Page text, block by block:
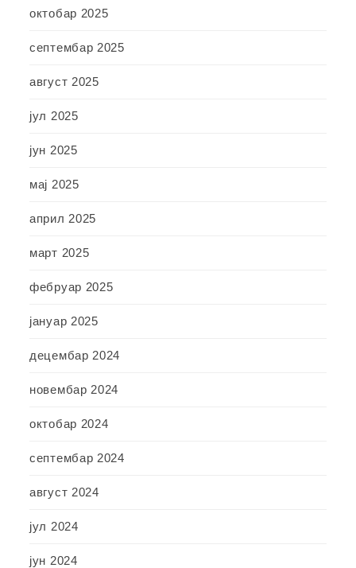
октобар 2025
септембар 2025
август 2025
јул 2025
јун 2025
мај 2025
април 2025
март 2025
фебруар 2025
јануар 2025
децембар 2024
новембар 2024
октобар 2024
септембар 2024
август 2024
јул 2024
јун 2024